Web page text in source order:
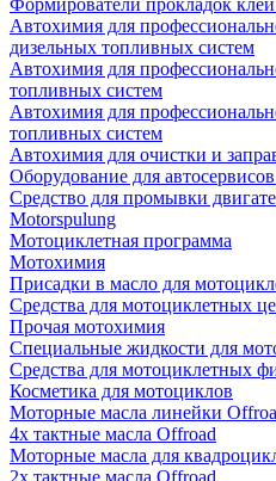
Формирователи прокладок
Автохимия для
дизельных топливных систем
Автохимия для
топливных систем
Автохимия для
топливных систем
Автохимия для очистки и
Оборудование для
Средство для промывки
Motorspulung
Мотоциклетная программа
Мотохимия
Присадки в масло для
Средства для мотоциклетных
Прочая мотохимия
Специальные жидкости для
Средства для мотоциклетных
Косметика для мотоциклов
Моторные масла линейки
4х тактные масла Offroad
Моторные масла для
2х тактные масла Offroad